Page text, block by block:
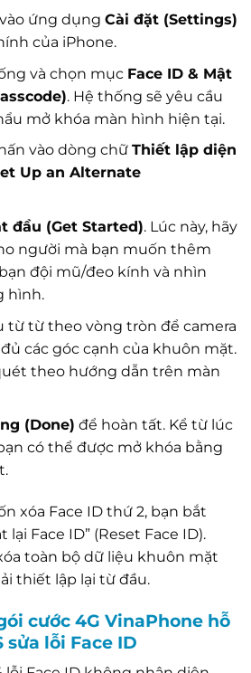
ứng dụng Cài đặt (Settings)
của iPhone.
và chọn mục Face ID & Mật
. Hệ thống sẽ yêu cầu
mở khóa màn hình hiện tại.
vào dòng chữ Thiết lập diện
Up an Alternate
đầu (Get Started). Lúc này, hãy
người mà bạn muốn thêm
đội mũ/đeo kính và nhìn
hình.
từ từ theo vòng tròn để camera
các góc cạnh của khuôn mặt.
theo hướng dẫn trên màn
(Done) để hoàn tất. Kể từ lúc
có thể được mở khóa bằng
xóa Face ID thứ 2, bạn bắt
Face ID” (Reset Face ID).
toàn bộ dữ liệu khuôn mặt
thiết lập lại từ đầu.
cước 4G VinaPhone hỗ
lỗi Face ID